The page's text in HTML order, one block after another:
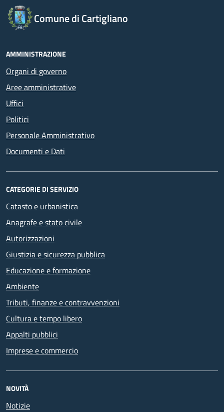
Comune di Cartigliano
AMMINISTRAZIONE
Organi di governo
Aree amministrative
Uffici
Politici
Personale Amministrativo
Documenti e Dati
CATEGORIE DI SERVIZIO
Catasto e urbanistica
Anagrafe e stato civile
Autorizzazioni
Giustizia e sicurezza pubblica
Educazione e formazione
Ambiente
Tributi, finanze e contravvenzioni
Cultura e tempo libero
Appalti pubblici
Imprese e commercio
NOVITÀ
Notizie